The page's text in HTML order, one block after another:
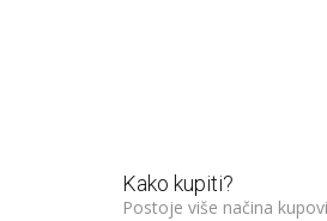
Kako kupiti?
Postoje više načina